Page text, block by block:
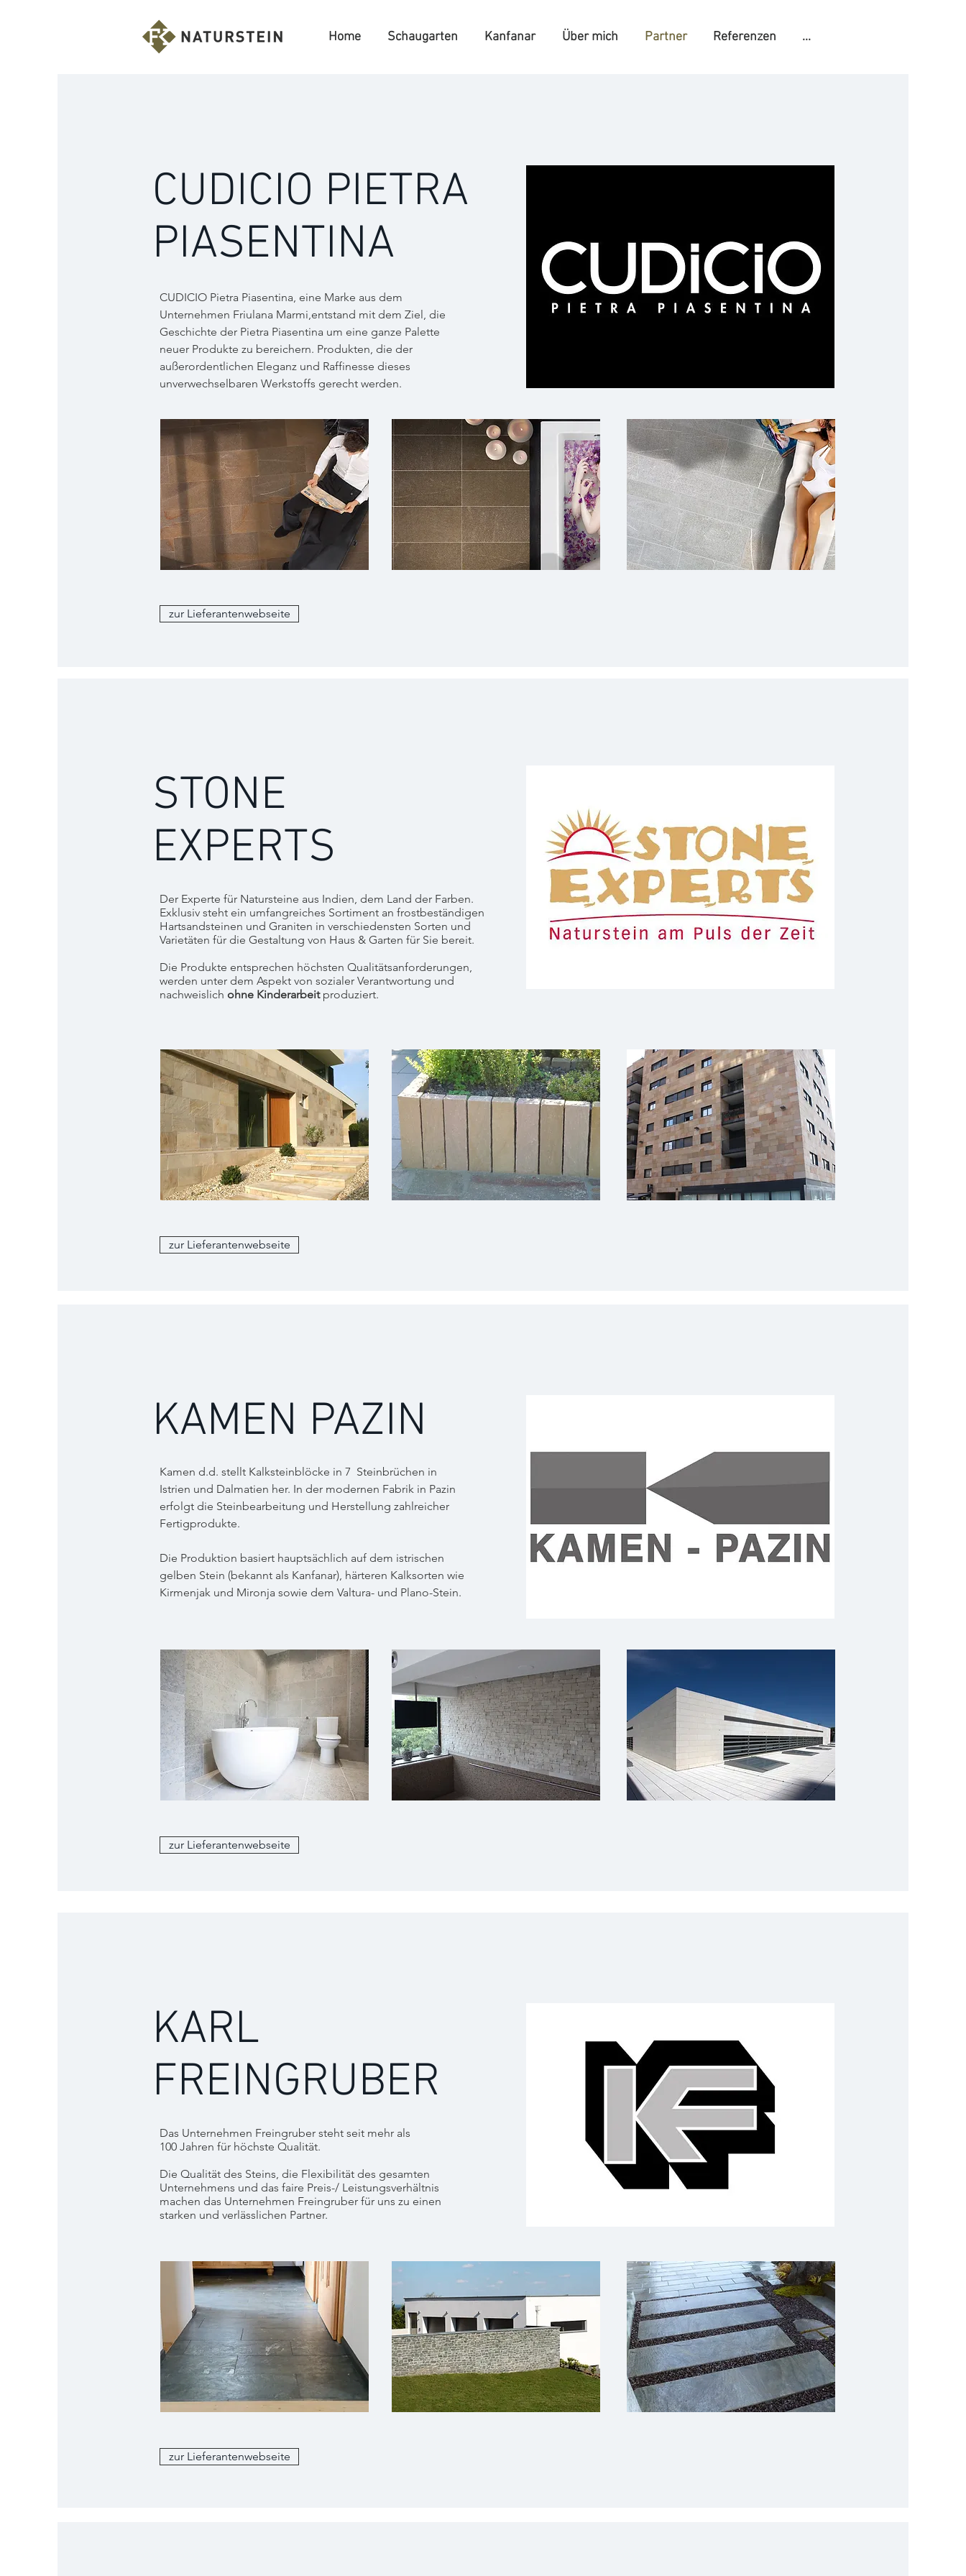
Home Schaugarten Kanfanar Über mich Partner Referenzen ...
CUDICIO PIETRA
PIASENTINA
CUDICIO Pietra Piasentina, eine Marke aus dem
Unternehmen Friulana Marmi,entstand mit dem Ziel, die
Geschichte der Pietra Piasentina um eine ganze Palette
neuer Produkte zu bereichern. Produkten, die der
außerordentlichen Eleganz und Raffinesse dieses
unverwechselbaren Werkstoffs gerecht werden.
zur Lieferantenwebseite
STONE
EXPERTS
Der Experte für Natursteine aus Indien, dem Land der Farben.
Exklusiv steht ein umfangreiches Sortiment an frostbeständigen
Hartsandsteinen und Graniten in verschiedensten Sorten und
Varietäten für die Gestaltung von Haus & Garten für Sie bereit.
Die Produkte entsprechen höchsten Qualitätsanforderungen,
werden unter dem Aspekt von sozialer Verantwortung und
nachweislich ohne Kinderarbeitproduziert.
zur Lieferantenwebseite
KAMEN PAZIN
Kamen d.d. stellt Kalksteinblöcke in 7 Steinbrüchen in
Istrien und Dalmatien her. In der modernen Fabrik in Pazin
erfolgt die Steinbearbeitung und Herstellung zahlreicher
Fertigprodukte.
Die Produktion basiert hauptsächlich auf dem istrischen
gelben Stein (bekannt als Kanfanar), härteren Kalksorten wie
Kirmenjak und Mironja sowie dem Valtura- und Plano-Stein.
zur Lieferantenwebseite
KARL
FREINGRUBER
Das Unternehmen Freingruber steht seit mehr als
100 Jahren für höchste Qualität.
Die Qualität des Steins, die Flexibilität des gesamten
Unternehmens und das faire Preis-/ Leistungsverhältnis
machen das Unternehmen Freingruber für uns zu einen
starken und verlässlichen Partner.
zur Lieferantenwebseite